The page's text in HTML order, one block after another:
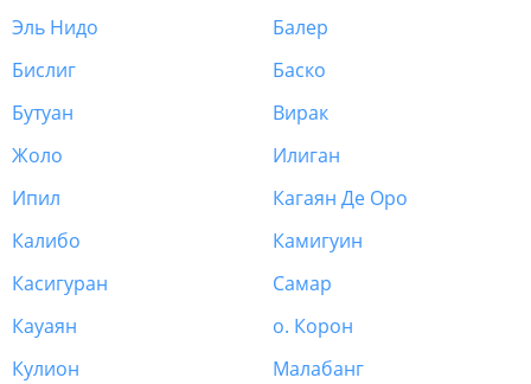
Эль Нидо
Балер
Бислиг
Баско
Бутуан
Вирак
Жоло
Илиган
Ипил
Кагаян Де Оро
Калибо
Камигуин
Касигуран
Самар
Кауаян
о. Корон
Кулион
Малабанг